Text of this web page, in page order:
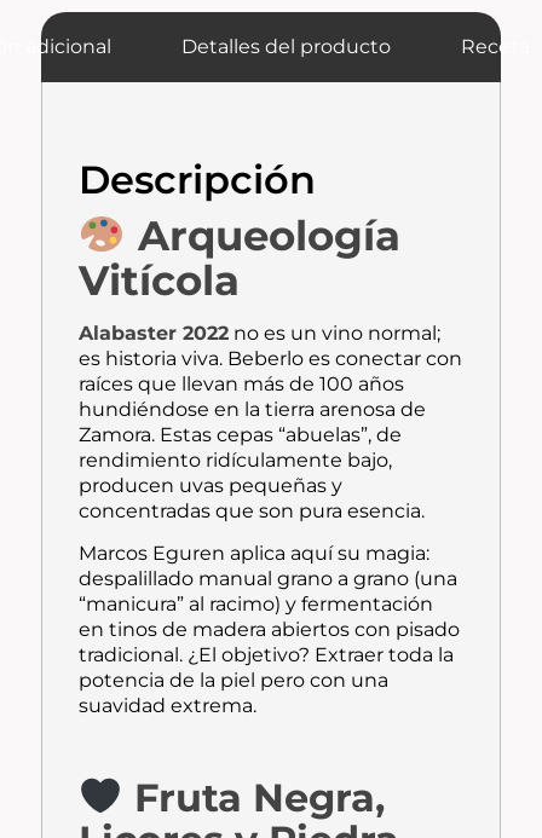
adicional Detalles del producto Receta
Descripción
Arqueología
Vitícola
Alabaster 2022 no es un vino normal;
es historia viva. Beberlo es conectar con
raíces que llevan más de 100 años
hundiéndose en la tierra arenosa de
Zamora. Estas cepas “abuelas”, de
rendimiento ridículamente bajo,
producen uvas pequeñas y
concentradas que son pura esencia.
Marcos Eguren aplica aquí su magia:
despalillado manual grano a grano (una
“manicura” al racimo) y fermentación
en tinos de madera abiertos con pisado
tradicional. ¿El objetivo? Extraer toda la
potencia de la piel pero con una
suavidad extrema.
Fruta Negra,